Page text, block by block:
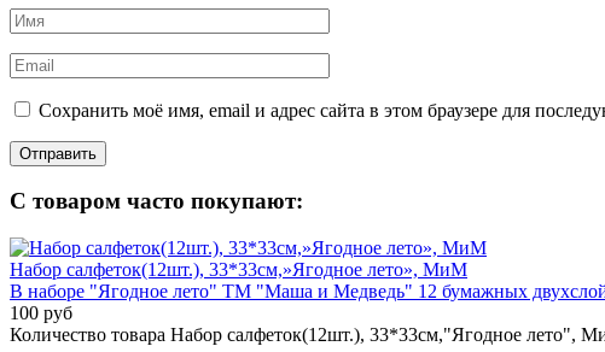
Сохранить моё имя, email и адрес сайта в этом браузере для
С товаром часто покупают:
Набор салфеток(12шт.), 33*33см,»Ягодное лето», МиМ
В наборе "Ягодное лето" ТМ "Маша и Медведь" 12 бумажных
100 руб
Количество товара Набор салфеток(12шт.), 33*33см,"Ягодное лето",